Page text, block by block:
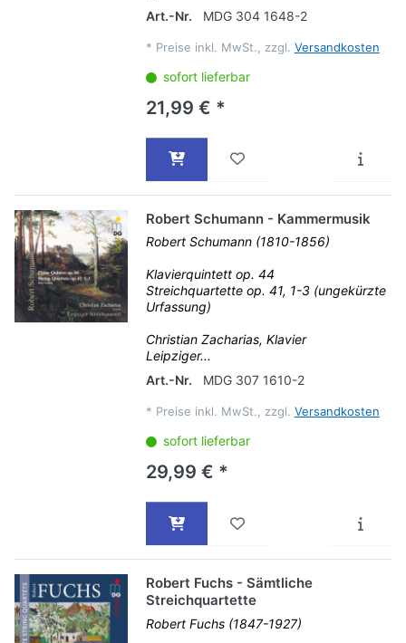
Art.-Nr.
MDG 304 1648-2
* Preise inkl. MwSt., zzgl. Versandkosten
sofort lieferbar
21,99 € *
Robert Schumann - Kammermusik
Robert Schumann (1810-1856)
Klavierquintett op. 44
Streichquartette op. 41, 1-3 (ungekürzte
Urfassung)
Christian Zacharias, Klavier
Leipziger...
Art.-Nr.
MDG 307 1610-2
* Preise inkl. MwSt., zzgl. Versandkosten
sofort lieferbar
29,99 € *
Robert Fuchs - Sämtliche
Streichquartette
Robert Fuchs (1847-1927)